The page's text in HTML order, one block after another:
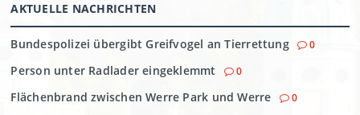
AKTUELLE NACHRICHTEN
Bundespolizei übergibt Greifvogel an Tierrettung 0
Person unter Radlader eingeklemmt 0
Flächenbrand zwischen Werre Park und Werre 0